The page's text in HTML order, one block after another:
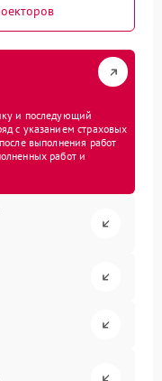
и последующий
с указанием страховых
выполнения работ
работ и